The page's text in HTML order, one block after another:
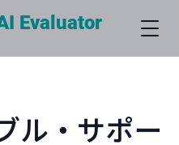
Evaluator
ル・サポー